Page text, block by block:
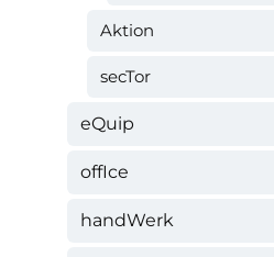
Aktion
secTor
eQuip
offIce
handWerk